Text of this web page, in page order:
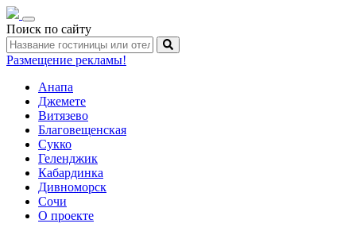
Toggle
navigation
Поиск по сайту
Размещение рекламы!
Анапа
Джемете
Витязево
Благовещенская
Сукко
Геленджик
Кабардинка
Дивноморск
Сочи
О проекте